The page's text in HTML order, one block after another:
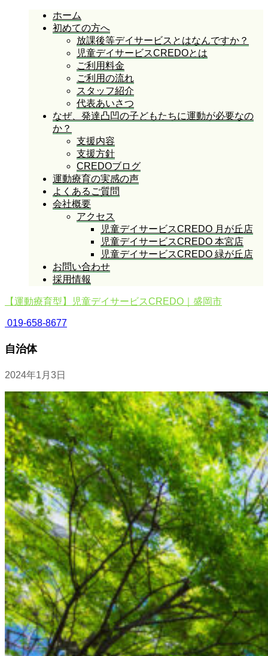
ホーム
初めての方へ
放課後等デイサービスとはなんですか？
児童デイサービスCREDOとは
ご利用料金
ご利用の流れ
スタッフ紹介
代表あいさつ
なぜ、発達凸凹の子どもたちに運動が必要なの
か？
支援内容
支援方針
CREDOブログ
運動療育の実感の声
よくあるご質問
会社概要
アクセス
児童デイサービスCREDO 月が丘店
児童デイサービスCREDO 本宮店
児童デイサービスCREDO 緑が丘店
お問い合わせ
採用情報
【運動療育型】児童デイサービスCREDO｜盛岡市
019-658-8677
自治体
2024年1月3日